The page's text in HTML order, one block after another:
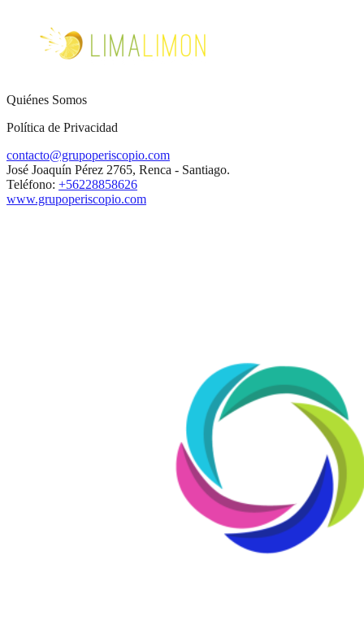
Quiénes Somos
Política de Privacidad
contacto@grupoperiscopio.com
José Joaquín Pérez 2765, Renca - Santiago.
Teléfono: +56228858626
www.grupoperiscopio.com